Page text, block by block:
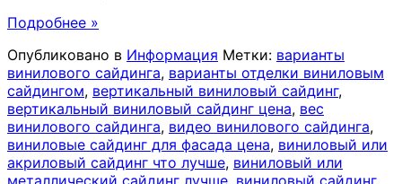
Подробнее »
Опубликовано в Информация Метки: варианты
винилового сайдинга, варианты отделки виниловым
сайдингом, вертикальный виниловый сайдинг,
вертикальный виниловый сайдинг цена, вес
винилового сайдинга, видео винилового сайдинга,
виниловые сайдинг для фасада цена, виниловый или
акриловый сайдинг что лучше, виниловый или
металлический сайдинг лучше, виниловый сайдинг,